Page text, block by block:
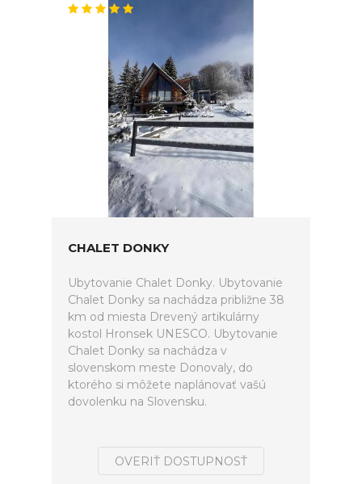
CHALET DONKY
Ubytovanie Chalet Donky. Ubytovanie
Chalet Donky sa nachádza približne 38
km od miesta Drevený artikulárny
kostol Hronsek UNESCO. Ubytovanie
Chalet Donky sa nachádza v
slovenskom meste Donovaly, do
ktorého si môžete naplánovať vašú
dovolenku na Slovensku.
OVERIŤ DOSTUPNOSŤ